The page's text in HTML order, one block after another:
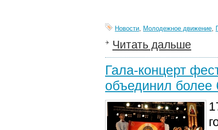
Новости, Молодежное движение,
Читать дальше
Гала-концерт
объединил более